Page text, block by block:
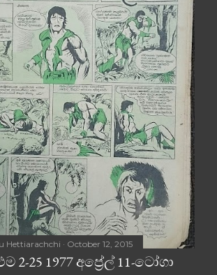
Hettiarachchi October 12, 2015
2-25 1977 අප්‍රේල් 11-ටෝගා